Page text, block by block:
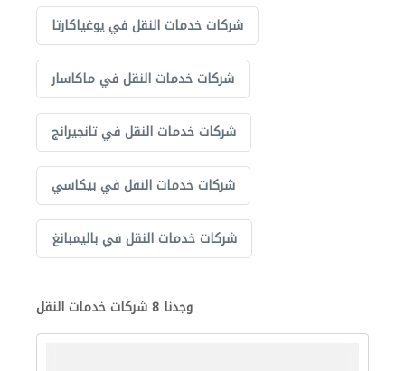
شركات خدمات النقل في يوغياكارتا
شركات خدمات النقل في ماكاسار
شركات خدمات النقل في تانجيرانج
شركات خدمات النقل في بيكاسي
شركات خدمات النقل في باليمبانغ
وجدنا 8 شركات خدمات النقل